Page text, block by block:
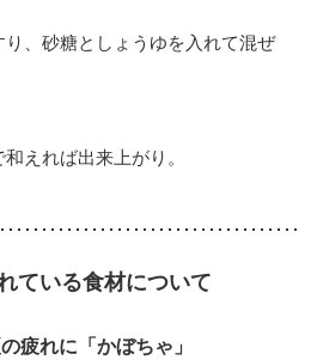
り、砂糖としょうゆを入れて混ぜ
えれば出来上がり。
ている食材について
疲れに「かぼちゃ」